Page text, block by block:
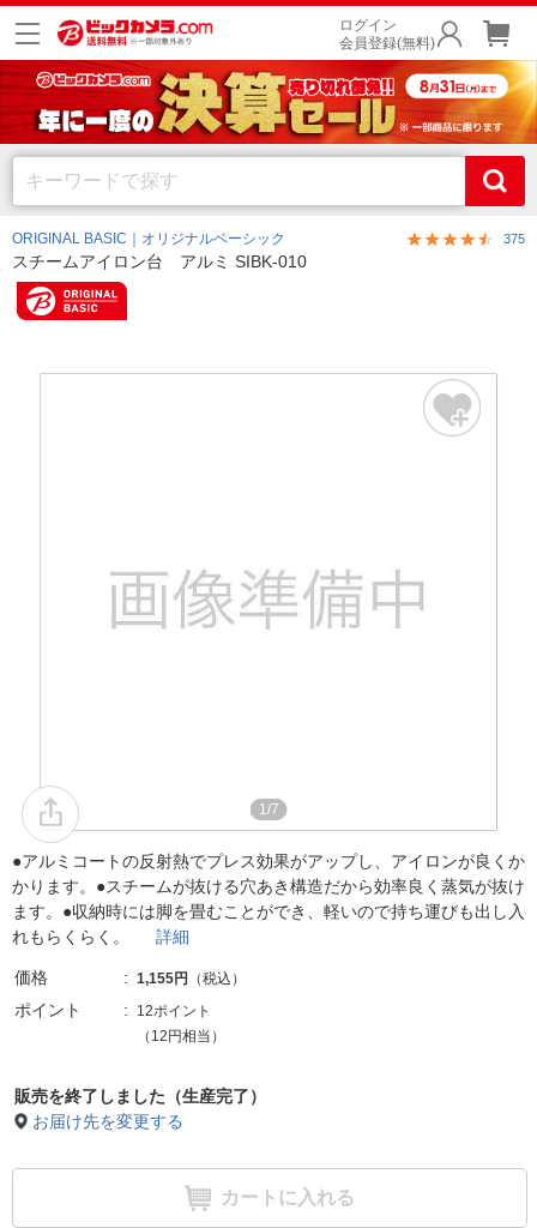
ログイン
会員登録(無料)
ORIGINAL BASIC｜オリジナルベーシック 375
スチームアイロン台 アルミ SIBK-010
1/7
●アルミコートの反射熱でプレス効果がアップし、アイロンが良くか
かります。●スチームが抜ける穴あき構造だから効率良く蒸気が抜け
ます。●収納時には脚を畳むことができ、軽いので持ち運びも出し入
れもらくらく。 詳細
価格 1,155円 （税込）
ポイント
12ポイント
（12円相当）
販売を終了しました（生産完了）
お届け先を変更する
カートに入れる